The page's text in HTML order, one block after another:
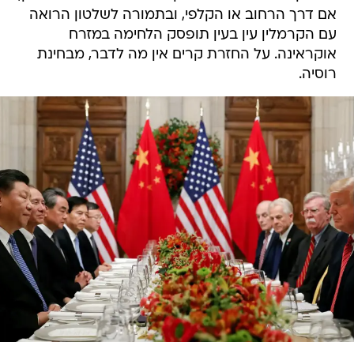
אם דרך הרחוב או הקלפי, ובתמורה לשלטון הרואה
עם הקרמלין עין בעין תופסק הלחימה במזרח
אוקראינה. על החזרת קרים אין מה לדבר, מבחינת
רוסיה.